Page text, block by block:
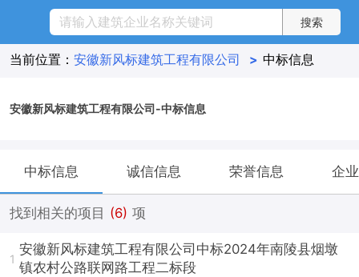
当前位置： 安徽新风标建筑工程有限公司 > 中标信息
安徽新风标建筑工程有限公司-中标信息
中标信息 诚信信息 荣誉信息 企
找到相关的项目 (6) 项
1
安徽新风标建筑工程有限公司中标2024年南陵县烟墩
镇农村公路联网路工程二标段